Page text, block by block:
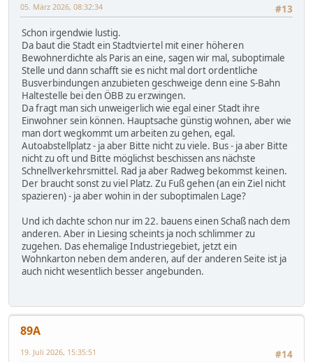
#13
05. März 2026, 08:32:34
Schon irgendwie lustig.
Da baut die Stadt ein Stadtviertel mit einer höheren
Bewohnerdichte als Paris an eine, sagen wir mal, suboptimale
Stelle und dann schafft sie es nicht mal dort ordentliche
Busverbindungen anzubieten geschweige denn eine S-Bahn
Haltestelle bei den ÖBB zu erzwingen.
Da fragt man sich unweigerlich wie egal einer Stadt ihre
Einwohner sein können. Hauptsache günstig wohnen, aber wie
man dort wegkommt um arbeiten zu gehen, egal.
Autoabstellplatz - ja aber Bitte nicht zu viele. Bus - ja aber Bitte
nicht zu oft und Bitte möglichst beschissen ans nächste
Schnellverkehrsmittel. Rad ja aber Radweg bekommst keinen.
Der braucht sonst zu viel Platz. Zu Fuß gehen (an ein Ziel nicht
spazieren) - ja aber wohin in der suboptimalen Lage?
Und ich dachte schon nur im 22. bauens einen Schaß nach dem
anderen. Aber in Liesing scheints ja noch schlimmer zu
zugehen. Das ehemalige Industriegebiet, jetzt ein
Wohnkarton neben dem anderen, auf der anderen Seite ist ja
auch nicht wesentlich besser angebunden.
89A
#14
19. Juli 2026, 15:35:51